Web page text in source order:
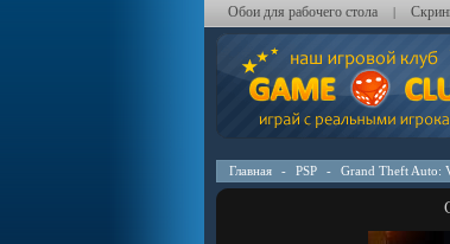
Обои для рабочего стола |
Главная - PSP - Grand Theft Auto: